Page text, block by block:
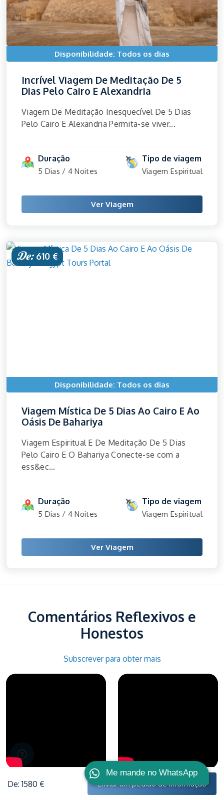
Me mande no WhatsApp
Disponibilidade: Todos os dias
Incrível Viagem De Meditação De 5
Dias Pelo Cairo E Alexandria
Viagem De Meditação Inesquecível De 5 Dias
Pelo Cairo E Alexandria Permita-se viver...
Duração
5 Dias / 4 Noites
Tipo de viagem
Viagem Espiritual
Ver Viagem
De:610 €
Disponibilidade: Todos os dias
Viagem Mística De 5 Dias Ao Cairo E Ao
Oásis De Bahariya
Viagem Espiritual E De Meditação De 5 Dias
Pelo Cairo E O Bahariya Conecte-se com a
ess&ec...
Duração
5 Dias / 4 Noites
Tipo de viagem
Viagem Espiritual
Ver Viagem
De: 1580 € Enviar um pedido de informação
Comentários Reflexivos e
Honestos
Subscrever para obter mais